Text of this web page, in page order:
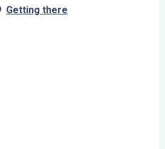
Getting there